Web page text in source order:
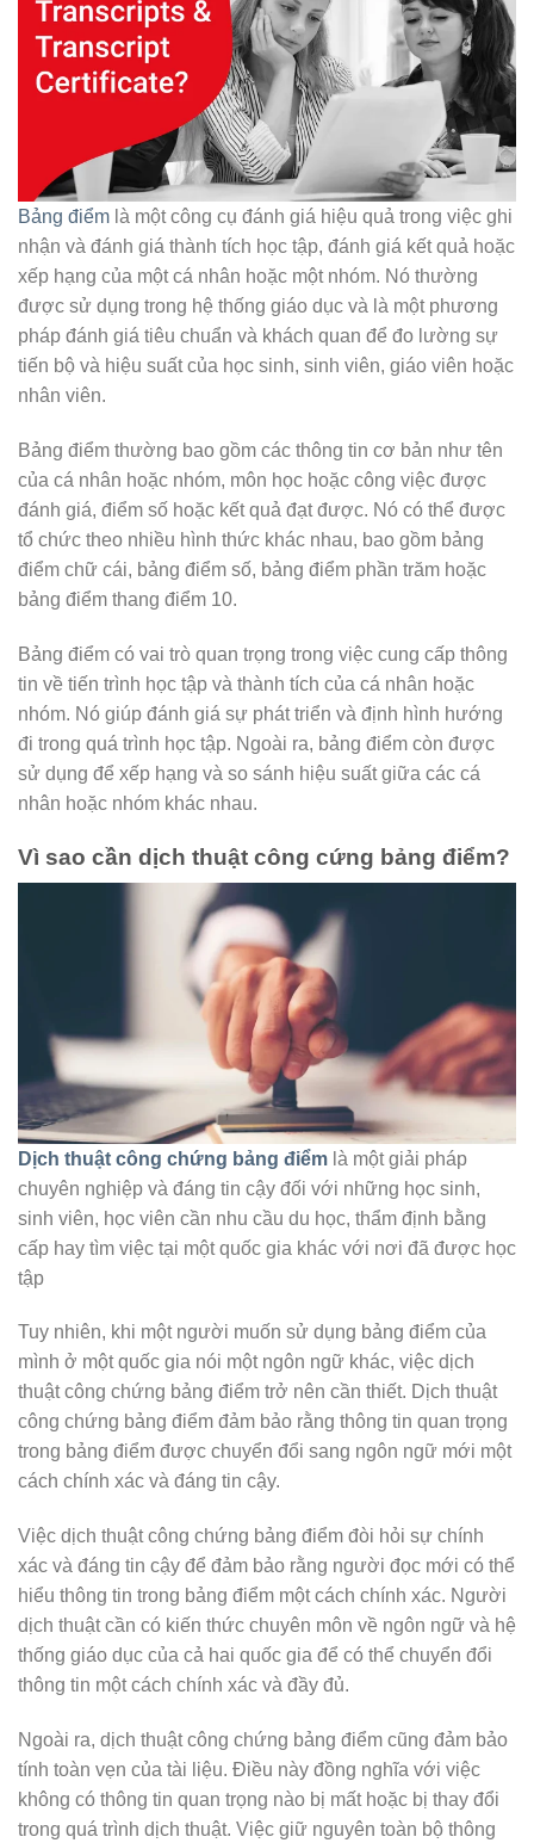
Bảng điểm là một công cụ đánh giá hiệu quả trong việc ghi
nhận và đánh giá thành tích học tập, đánh giá kết quả hoặc
xếp hạng của một cá nhân hoặc một nhóm. Nó thường
được sử dụng trong hệ thống giáo dục và là một phương
pháp đánh giá tiêu chuẩn và khách quan để đo lường sự
tiến bộ và hiệu suất của học sinh, sinh viên, giáo viên hoặc
nhân viên.
Bảng điểm thường bao gồm các thông tin cơ bản như tên
của cá nhân hoặc nhóm, môn học hoặc công việc được
đánh giá, điểm số hoặc kết quả đạt được. Nó có thể được
tổ chức theo nhiều hình thức khác nhau, bao gồm bảng
điểm chữ cái, bảng điểm số, bảng điểm phần trăm hoặc
bảng điểm thang điểm 10.
Bảng điểm có vai trò quan trọng trong việc cung cấp thông
tin về tiến trình học tập và thành tích của cá nhân hoặc
nhóm. Nó giúp đánh giá sự phát triển và định hình hướng
đi trong quá trình học tập. Ngoài ra, bảng điểm còn được
sử dụng để xếp hạng và so sánh hiệu suất giữa các cá
nhân hoặc nhóm khác nhau.
Vì sao cần dịch thuật công cứng bảng điểm?
Dịch thuật công chứng bảng điểm là một giải pháp
chuyên nghiệp và đáng tin cậy đối với những học sinh,
sinh viên, học viên cần nhu cầu du học, thẩm định bằng
cấp hay tìm việc tại một quốc gia khác với nơi đã được học
tập
Tuy nhiên, khi một người muốn sử dụng bảng điểm của
mình ở một quốc gia nói một ngôn ngữ khác, việc dịch
thuật công chứng bảng điểm trở nên cần thiết. Dịch thuật
công chứng bảng điểm đảm bảo rằng thông tin quan trọng
trong bảng điểm được chuyển đổi sang ngôn ngữ mới một
cách chính xác và đáng tin cậy.
Việc dịch thuật công chứng bảng điểm đòi hỏi sự chính
xác và đáng tin cậy để đảm bảo rằng người đọc mới có thể
hiểu thông tin trong bảng điểm một cách chính xác. Người
dịch thuật cần có kiến thức chuyên môn về ngôn ngữ và hệ
thống giáo dục của cả hai quốc gia để có thể chuyển đổi
thông tin một cách chính xác và đầy đủ.
Ngoài ra, dịch thuật công chứng bảng điểm cũng đảm bảo
tính toàn vẹn của tài liệu. Điều này đồng nghĩa với việc
không có thông tin quan trọng nào bị mất hoặc bị thay đổi
trong quá trình dịch thuật. Việc giữ nguyên toàn bộ thông